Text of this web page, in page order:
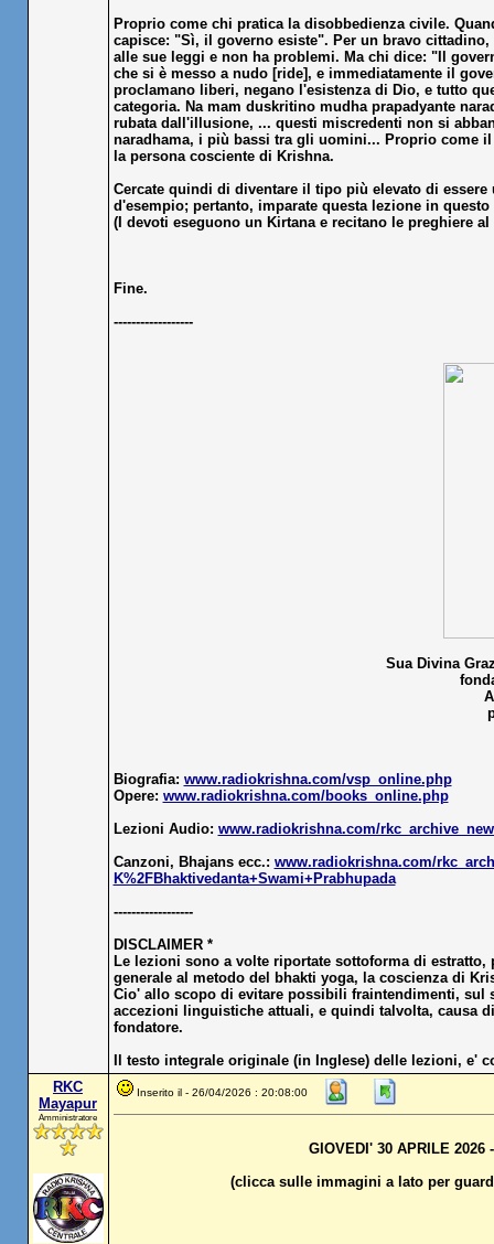
Proprio come chi pratica la disobbedienza civile.
capisce: "Sì, il governo esiste". Per un bravo
alle sue leggi e non ha problemi. Ma chi dice: "Il
che si è messo a nudo [ride], e immediatamente il
proclamano liberi, negano l'esistenza di Dio, e tutto
categoria. Na mam duskritino mudha prapadyante
rubata dall'illusione, ... questi miscredenti non si
naradhama, i più bassi tra gli uomini... Proprio come
la persona cosciente di Krishna.
Cercate quindi di diventare il tipo più elevato di
d'esempio; pertanto, imparate questa lezione in
(I devoti eseguono un Kirtana e recitano le preghiere
Fine.
------------------
Sua Divina
Biografia: www.radiokrishna.com/vsp_online.php
Opere: www.radiokrishna.com/books_online.php
Lezioni Audio: www.radiokrishna.com/
Canzoni, Bhajans ecc.: www.radiokrishna.com/
K%2FBhaktivedanta+Swami+Prabhupada
------------------
DISCLAIMER *
Le lezioni sono a volte riportate sottoforma di
generale al metodo del bhakti yoga, la coscienza di
Cio' allo scopo di evitare possibili fraintendimenti,
accezioni linguistiche attuali, e quindi talvolta, causa
fondatore.
Il testo integrale originale (in Inglese) delle lezioni, e'
RKC
Mayapur
Amministratore
Inserito il - 26/04/2026 : 20:08:00
GIOVEDI' 30 APRILE 2026
(clicca sulle immagini a lato per